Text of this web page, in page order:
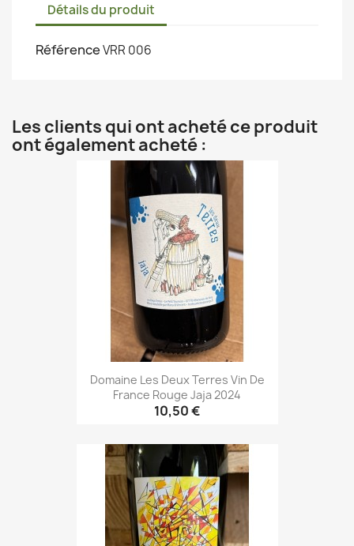
Détails du produit
RéférenceVRR 006
Les clients qui ont acheté ce produit
ont également acheté :
Domaine Les Deux Terres Vin De
France Rouge Jaja 2024
10,50 €